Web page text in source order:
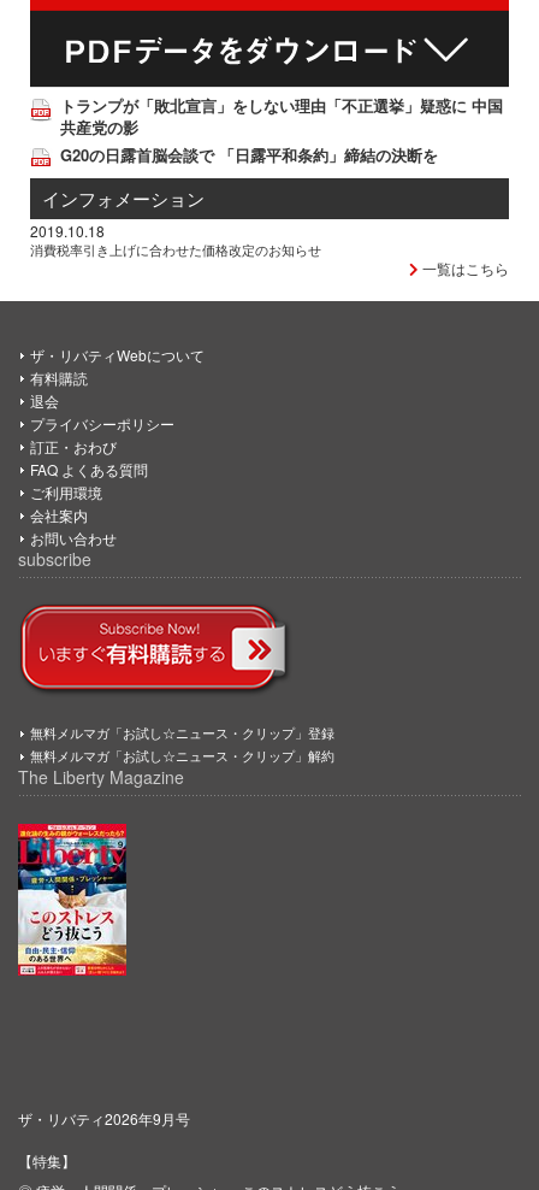
トランプが「敗北宣言」をしない理由「不正選挙」疑惑に 中国
共産党の影
G20の日露首脳会談で 「日露平和条約」締結の決断を
インフォメーション
2019.10.18
消費税率引き上げに合わせた価格改定のお知らせ
一覧はこちら
ザ・リバティWebについて
有料購読
退会
プライバシーポリシー
訂正・おわび
FAQ よくある質問
ご利用環境
会社案内
お問い合わせ
subscribe
無料メルマガ「お試し☆ニュース・クリップ」登録
無料メルマガ「お試し☆ニュース・クリップ」解約
The Liberty Magazine
ザ・リバティ2026年9月号
【特集】